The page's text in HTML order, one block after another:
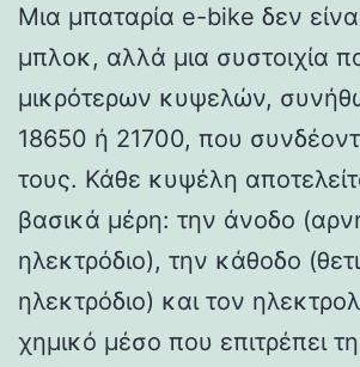
Μια μπαταρία e-bike δεν
μπλοκ, αλλά μια συστοιχία
μικρότερων κυψελών,
18650 ή 21700, που
τους. Κάθε κυψέλη
βασικά μέρη: την άνοδο
ηλεκτρόδιο), την κάθοδο
ηλεκτρόδιο) και τον
χημικό μέσο που επιτρέπει